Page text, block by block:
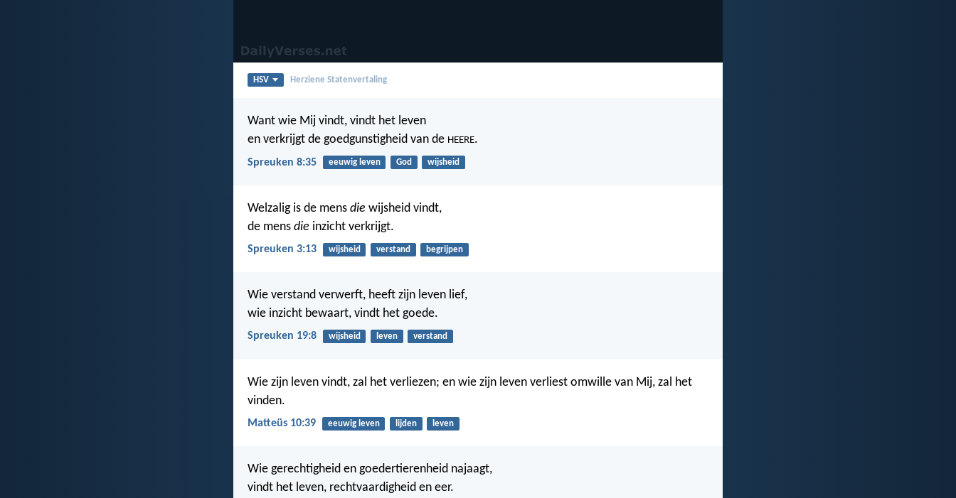
HSV Herziene Statenvertaling
Want wie Mij vindt, vindt het leven
en verkrijgt de goedgunstigheid van de HEERE.
Spreuken 8:35 eeuwig leven God wijsheid
Welzalig is de mens die wijsheid vindt,
de mens die inzicht verkrijgt.
Spreuken 3:13 wijsheid verstand begrijpen
Wie verstand verwerft, heeft zijn leven lief,
wie inzicht bewaart, vindt het goede.
Spreuken 19:8 wijsheid leven verstand
Wie zijn leven vindt, zal het verliezen; en wie zijn leven verliest omwille van Mij, zal het
vinden.
Matteüs 10:39 eeuwig leven lijden leven
Wie gerechtigheid en goedertierenheid najaagt,
vindt het leven, rechtvaardigheid en eer.